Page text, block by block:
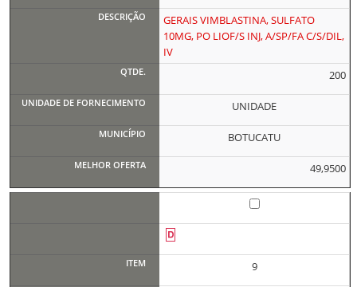
GERAIS VIMBLASTINA, SULFATO
10MG, PO LIOF/S INJ, A/SP/FA C/S/DIL,
IV
200
UNIDADE
BOTUCATU
49,9500
9